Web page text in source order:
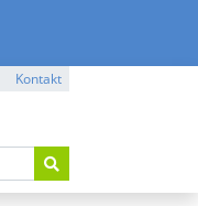
Kontakt